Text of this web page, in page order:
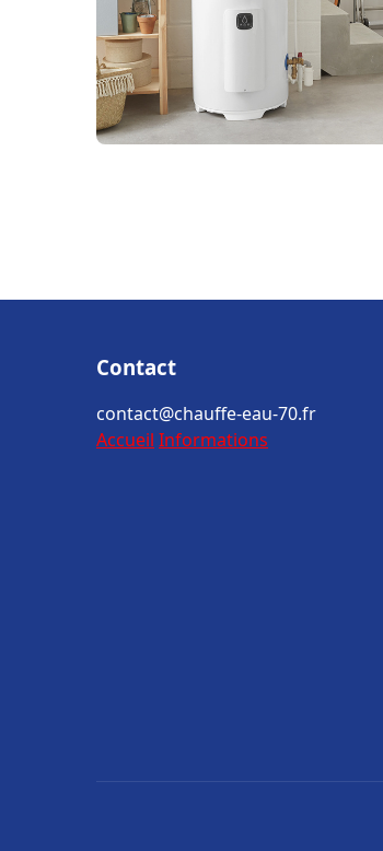
Contact
contact@chauffe-eau-70.fr
Accueil Informations